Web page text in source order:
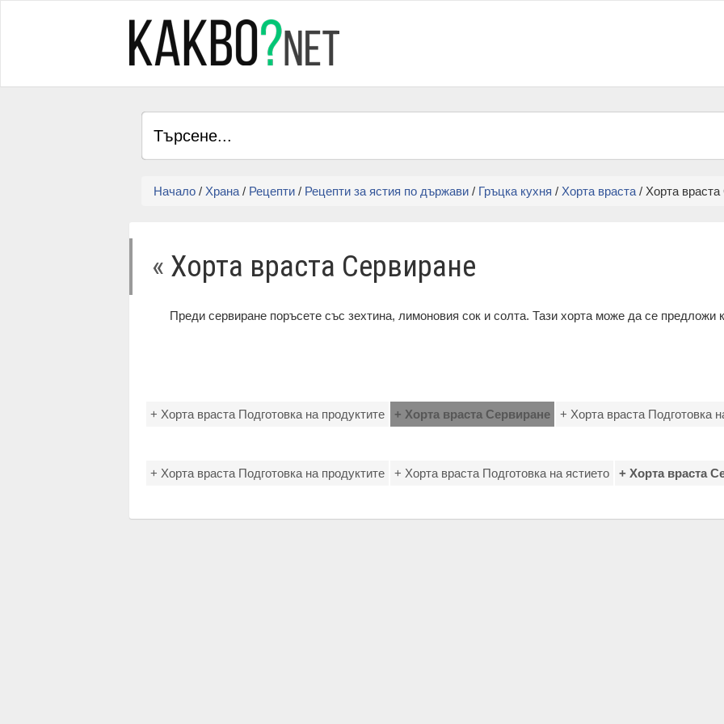
Начало / Храна / Рецепти / Рецепти за ястия по държави / Гръцка кухня / Хорта враста / Хорта
« Хорта враста Сервиране
Преди сервиране поръсете със зехтина, лимоновия сок и солта. Тази хорта може да се предложи
+ Хорта враста Подготовка на продуктите + Хорта враста Сервиране + Хорта враста Подготовка
+ Хорта враста Подготовка на продуктите + Хорта враста Подготовка на ястието + Хорта враста